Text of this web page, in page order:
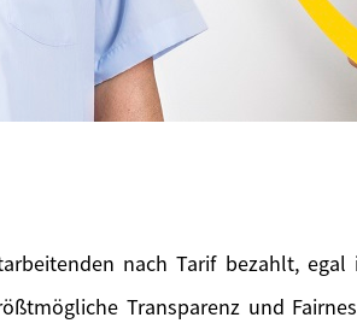
nach Tarif bezahlt,
Transparenz und